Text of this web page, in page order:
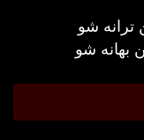
ترانه شو
بهانه شو